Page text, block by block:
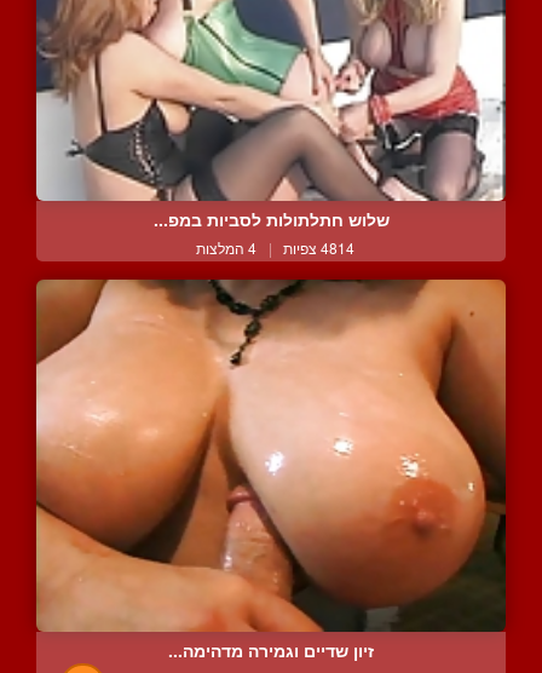
שלוש חתלתולות לסביות במפ...
4814 צפיות | 4 המלצות
זיון שדיים וגמירה מדהימה...